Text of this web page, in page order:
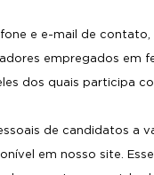
e e-mail de
empregados em
dos quais participa
de candidatos a
em nosso site.